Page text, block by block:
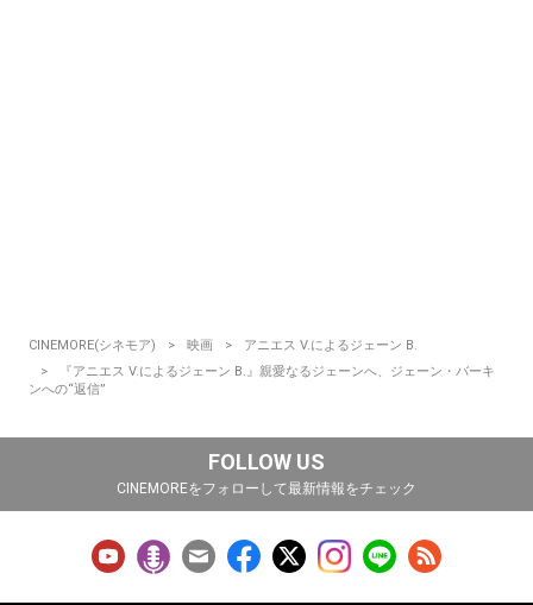
CINEMORE(シネモア) 映画
アニエス V.によるジェーン B.
『アニエス V.によるジェーン B.』親愛なるジェーンへ、ジェーン・バーキ
ンへの“返信”
FOLLOW US
CINEMOREをフォローして最新情報をチェック